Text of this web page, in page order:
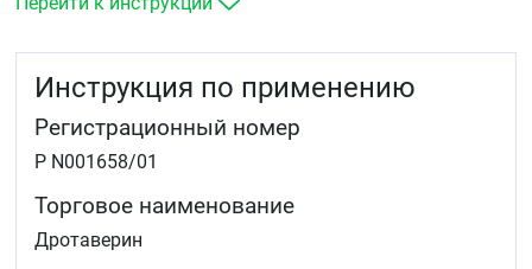
В качестве вспомогательной терапии:
Спазмы гладкой мускулатуры желудочно-
кишечного тракта: язвенная болезнь желудка и 12-
перстной кишки, гастрит, спазмы кардии и
запором и метеоризмом
Тензорная головная боль
Инструкция по применению
Регистрационный номер
Р N001658/01
Торговое наименование
Дротаверин